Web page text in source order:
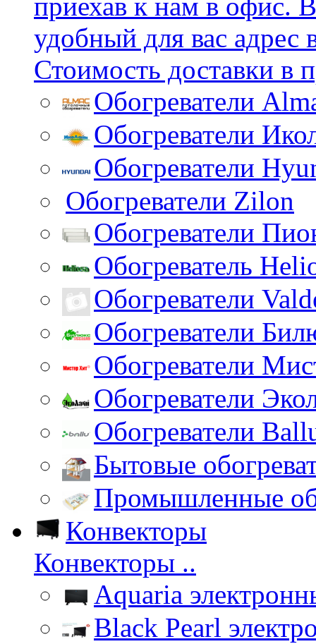
удобный для вас адрес
Стоимость доставки в
Обогреватели
Обогреватели
Обогреватели
Обогреватели Zilon
Обогреватели
Обогреватель
Обогреватели
Обогреватели
Обогреватели
Обогреватели
Обогреватели
Бытовые
Промышленные
Конвекторы
Конвекторы ..
Aquaria
Black Pearl